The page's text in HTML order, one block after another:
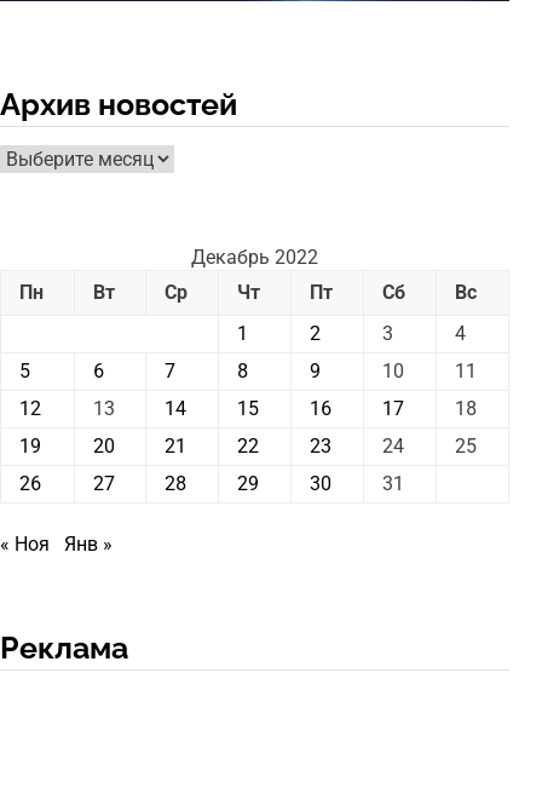
Архив новостей
Архив
новостей
Декабрь 2022
Пн
Вт Ср Чт Пт Сб
Вс
1
2 3
4
5
6 7 8 9 10
11
12
13 14 15 16 17
18
19
20 21 22 23 24
25
26
27 28 29 30 31
« Ноя Янв »
Реклама